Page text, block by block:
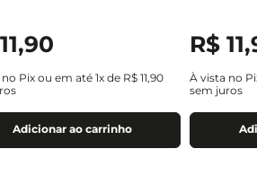
11,90
Pix ou em até1x de R$ 11,90
Adicionar ao carrinho
R$ 11,
À vista no
sem juros